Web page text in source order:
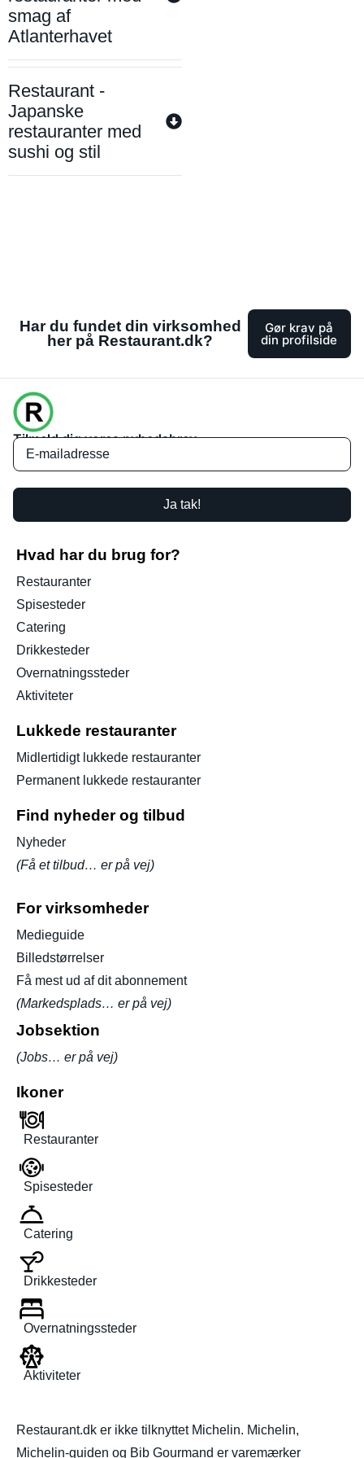
smag af
Atlanterhavet
Restaurant -
Japanske
restauranter med
sushi og stil
Har du fundet din virksomhed
her på Restaurant.dk?
Gør krav på
din profilside
Tilmeld dig vores nyhedsbrev
Ja tak!
Hvad har du brug for?
Restauranter
Spisesteder
Catering
Drikkesteder
Overnatningssteder
Aktiviteter
Lukkede restauranter
Midlertidigt lukkede restauranter
Permanent lukkede restauranter
Find nyheder og tilbud
Nyheder
(Få et tilbud… er på vej)
For virksomheder
Medieguide
Billedstørrelser
Få mest ud af dit abonnement
(Markedsplads… er på vej)
Jobsektion
(Jobs… er på vej)
Ikoner
Restauranter
Spisesteder
Catering
Drikkesteder
Overnatningssteder
Aktiviteter
Restaurant.dk er ikke tilknyttet Michelin. Michelin,
Michelin-guiden og Bib Gourmand er varemærker